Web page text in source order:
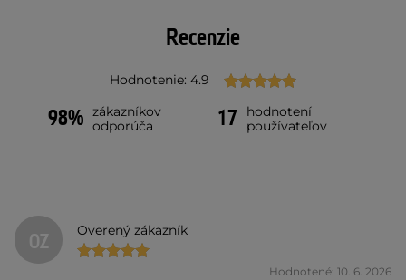
Recenzie
Hodnotenie: 4.9
98% zákazníkov
odporúča
17
hodnotení
používateľov
OZ Overený zákazník
Hodnotené: 10. 6. 2026